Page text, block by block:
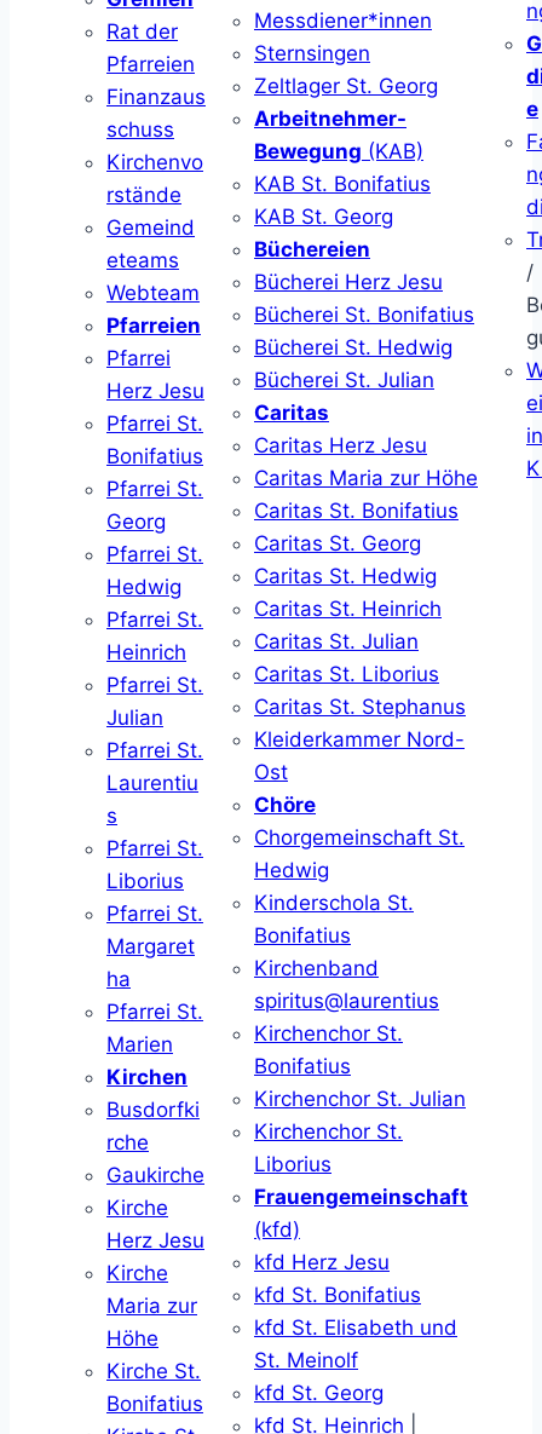
Rat der
Pfarreien
Finanzaus
schuss
Kirchenvo
rstände
Gemeind
eteams
Webteam
Pfarreien
Pfarrei
Herz Jesu
Pfarrei St.
Bonifatius
Pfarrei St.
Georg
Pfarrei St.
Hedwig
Pfarrei St.
Heinrich
Pfarrei St.
Julian
Pfarrei St.
Laurentiu
s
Pfarrei St.
Liborius
Pfarrei St.
Margaret
ha
Pfarrei St.
Marien
Kirchen
Busdorfki
rche
Gaukirche
Kirche
Herz Jesu
Kirche
Maria zur
Höhe
Kirche St.
Bonifatius
Messdiener*innen
Sternsingen
Zeltlager St. Georg
Arbeitnehmer-
Bewegung (KAB)
KAB St. Bonifatius
KAB St. Georg
Büchereien
Bücherei Herz Jesu
Bücherei St. Bonifatius
Bücherei St. Hedwig
Bücherei St. Julian
Caritas
Caritas Herz Jesu
Caritas Maria zur Höhe
Caritas St. Bonifatius
Caritas St. Georg
Caritas St. Hedwig
Caritas St. Heinrich
Caritas St. Julian
Caritas St. Liborius
Caritas St. Stephanus
Kleiderkammer Nord-
Ost
Chöre
Chorgemeinschaft St.
Hedwig
Kinderschola St.
Bonifatius
Kirchenband
spiritus@laurentius
Kirchenchor St.
Bonifatius
Kirchenchor St. Julian
Kirchenchor St.
Liborius
Frauengemeinschaft
(kfd)
kfd Herz Jesu
kfd St. Bonifatius
kfd St. Elisabeth und
St. Meinolf
kfd St. Georg
kfd St. Heinrich
e
/